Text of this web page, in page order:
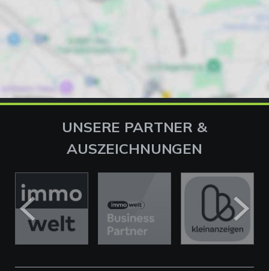
UNSERE PARTNER &
AUSZEICHNUNGEN